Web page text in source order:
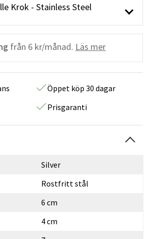
Krok - Stainless Steel
från 6 kr/månad. Läs mer
Öppet köp 30 dagar
Prisgaranti
Silver
Rostfritt stål
6 cm
4 cm